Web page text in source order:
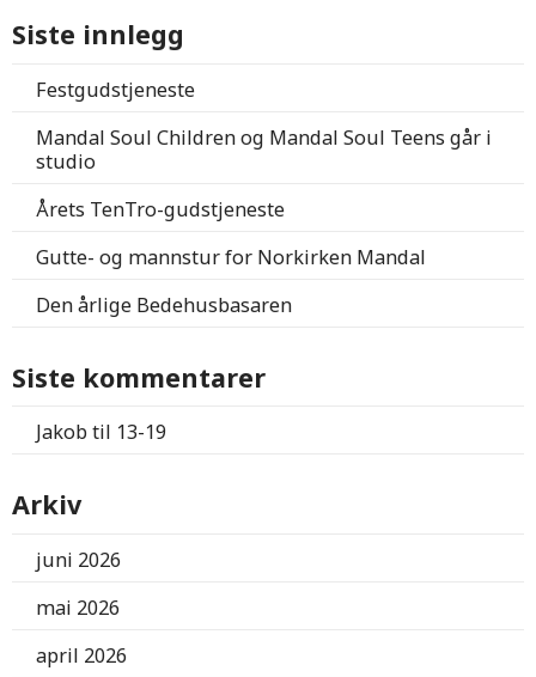
Siste innlegg
Festgudstjeneste
Mandal Soul Children og Mandal Soul Teens går i
studio
Årets TenTro-gudstjeneste
Gutte- og mannstur for Norkirken Mandal
Den årlige Bedehusbasaren
Siste kommentarer
Jakobtil 13-19
Arkiv
juni 2026
mai 2026
april 2026